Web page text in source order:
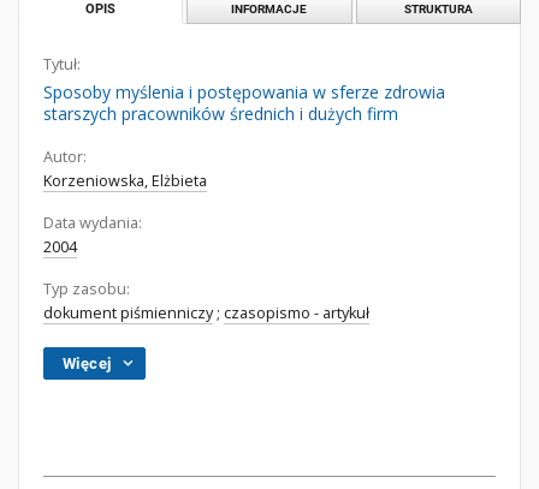
OPIS INFORMACJE STRUKTURA
Tytuł:
Sposoby myślenia i postępowania w sferze zdrowia
starszych pracowników średnich i dużych firm
Autor:
Korzeniowska, Elżbieta
Data wydania:
2004
Typ zasobu:
dokument piśmienniczy; czasopismo - artykuł
Więcej